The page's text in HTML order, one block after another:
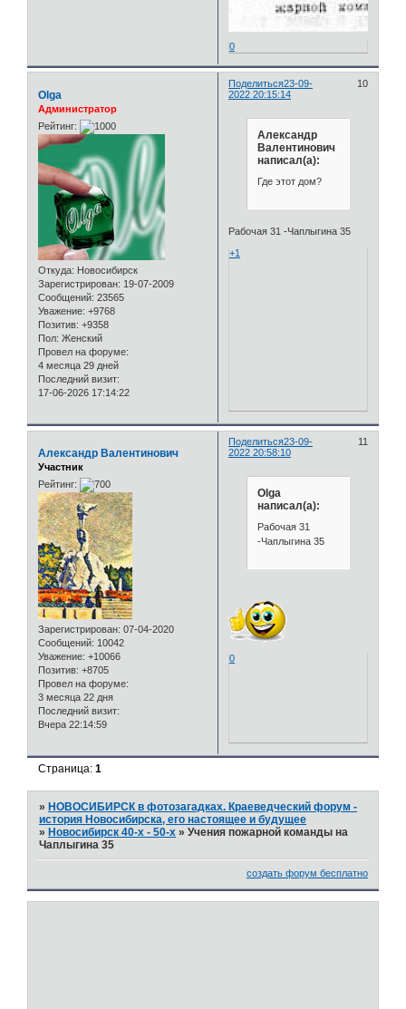
0
Поделиться 10
23-09-
2022 20:15:14
Olga
Администратор
Рейтинг:
Откуда: Новосибирск
Зарегистрирован: 19-07-2009
Сообщений: 23565
Уважение: +9768
Позитив: +9358
Пол: Женский
Провел на форуме:
4 месяца 29 дней
Последний визит:
17-06-2026 17:14:22
Александр
Валентинович
написал(а):
Где этот дом?
Рабочая 31 -Чаплыгина 35
+1
Поделиться 11
23-09-
2022 20:58:10
Александр Валентинович
Участник
Рейтинг:
Зарегистрирован: 07-04-2020
Сообщений: 10042
Уважение: +10066
Позитив: +8705
Провел на форуме:
3 месяца 22 дня
Последний визит:
Вчера 22:14:59
Olga
написал(а):
Рабочая 31
-Чаплыгина 35
0
Страница:1
» НОВОСИБИРСК в фотозагадках. Краеведческий форум -
история Новосибирска, его настоящее и будущее
» Новосибирск 40-х - 50-х »Учения пожарной команды на
Чаплыгина 35
создать форум бесплатно